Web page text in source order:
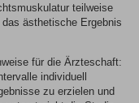
teilweise
das ästhetische Ergebnis
für die Ärzteschaft:
individuell
zu erzielen und